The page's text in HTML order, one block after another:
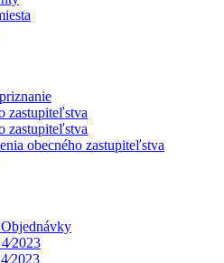
zastupiteľstva
zastupiteľstva
obecného zastupiteľstva